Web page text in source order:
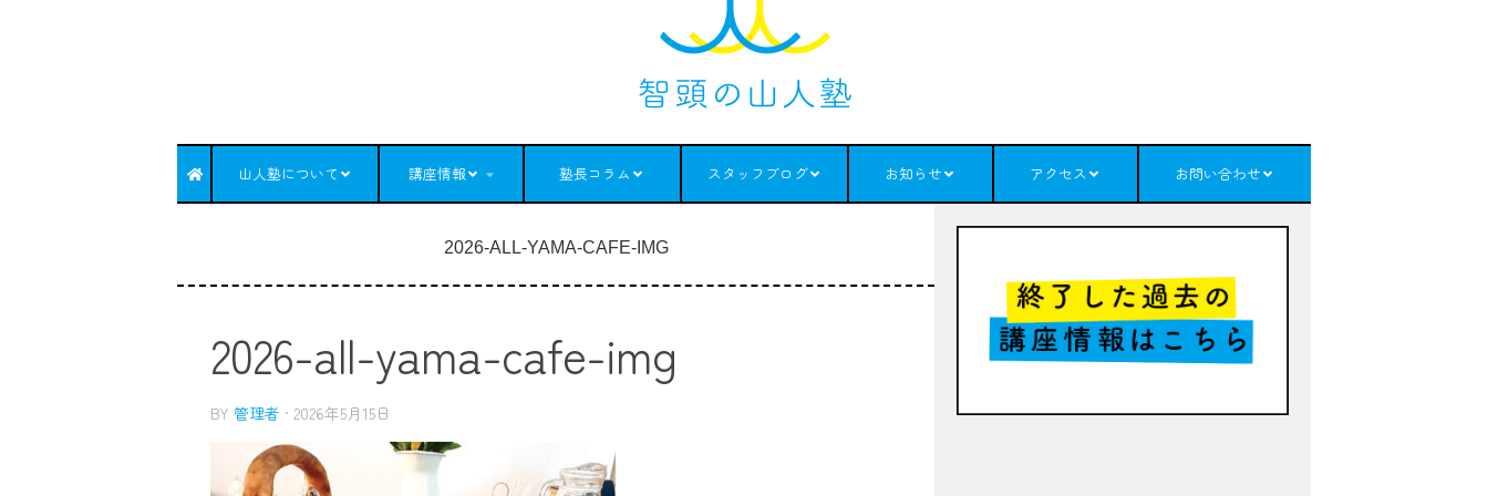
山人塾について 講座情報 塾長コラム スタッフブログ お知らせ アクセス お問い合わせ
2026-ALL-YAMA-CAFE-IMG
2026-all-yama-cafe-img
BY 管理者 · 2026年5月15日